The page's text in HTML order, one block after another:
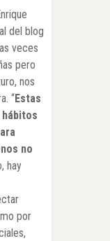
del blog
veces
pero
nos
“Estas
no
hay
por